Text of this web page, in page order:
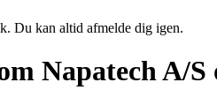
Du kan altid afmelde dig igen.
Napatech A/S